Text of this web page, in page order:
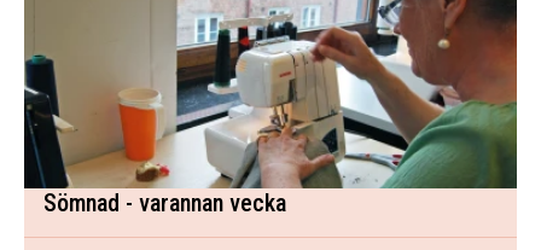
Sömnad - varannan vecka